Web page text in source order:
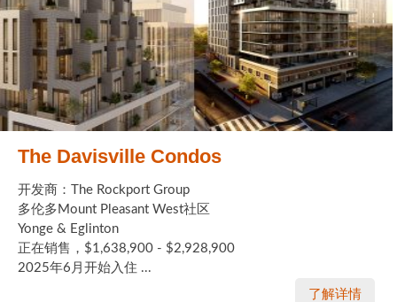
The Davisville Condos
开发商：The Rockport Group
多伦多Mount Pleasant West社区
Yonge & Eglinton
正在销售，$1,638,900 - $2,928,900
2025年6月开始入住 ...
了解详情